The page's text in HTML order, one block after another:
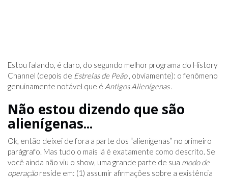
Estou falando, é claro, do segundo melhor programa do History
Channel (depois de Estrelas de Peão, obviamente): o fenômeno
genuinamente notável que é Antigos Alienígenas.
Não estou dizendo que são
alienígenas...
Ok, então deixei de fora a parte dos “alienígenas” no primeiro
parágrafo. Mas tudo o mais lá é exatamente como descrito. Se
você ainda não viu o show, uma grande parte de sua modo de
operaçãoreside em: (1) assumir afirmações sobre a existência